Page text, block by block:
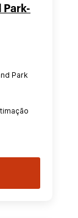
Park-
Park